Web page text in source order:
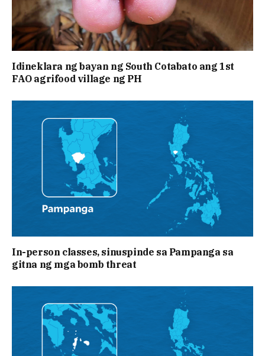
Idineklara ng bayan ng South Cotabato ang 1st
FAO agrifood village ng PH
In-person classes, sinuspinde sa Pampanga sa
gitna ng mga bomb threat